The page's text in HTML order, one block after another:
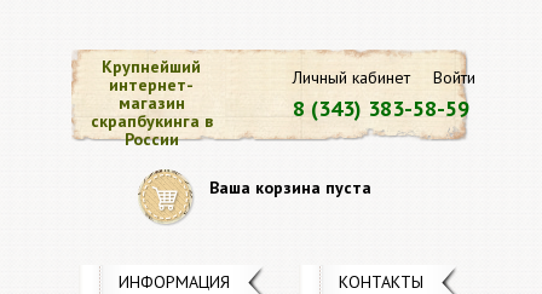
Личный кабинет Войти
8 (343) 383-58-59
Крупнейший
интернет-
магазин
скрапбукинга в
России
Ваша корзина пуста
ИНФОРМАЦИЯ КОНТАКТЫ